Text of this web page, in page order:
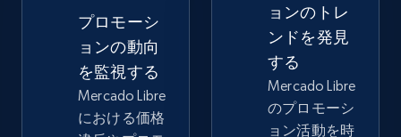
今すぐ始める
eBay - Gather data on products using
specified keywords
プロモーシ
ョンの動向
を監視する
Mercado Libre
における価格
ョンのトレ
ンドを発見
する
Mercado Libre
のプロモーシ
ョン活動を時